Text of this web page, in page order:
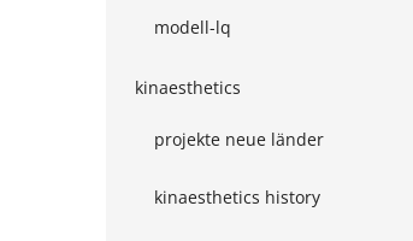
modell-lq
kinaesthetics
projekte neue länder
kinaesthetics history